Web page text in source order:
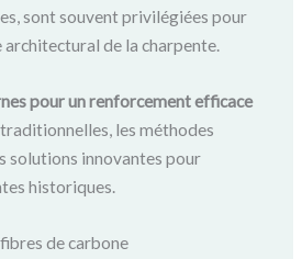
sont souvent privilégiées pour
architectural de la charpente.
pour un renforcement efficace
les méthodes
solutions innovantes pour
historiques.
de carbone